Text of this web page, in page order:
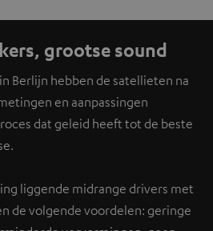
grootse sound
Berlijn hebben de satellieten na
en aanpassingen
dat geleid heeft tot de beste
liggende midrange drivers met
de volgende voordelen: geringe